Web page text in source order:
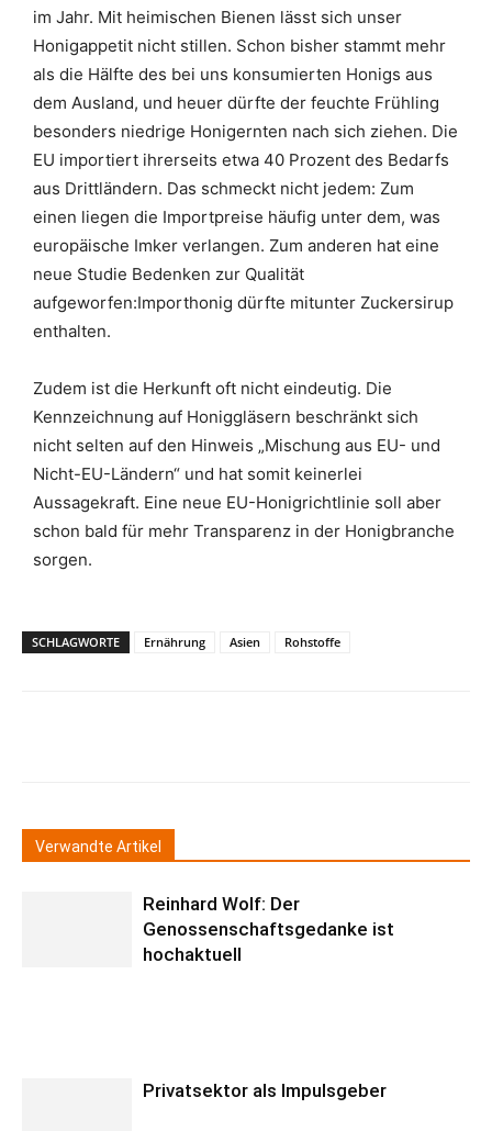
im Jahr. Mit heimischen Bienen lässt sich unser
Honigappetit nicht stillen. Schon bisher stammt mehr
als die Hälfte des bei uns konsumierten Honigs aus
dem Ausland, und heuer dürfte der feuchte Frühling
besonders niedrige Honigernten nach sich ziehen. Die
EU importiert ihrerseits etwa 40 Prozent des Bedarfs
aus Drittländern. Das schmeckt nicht jedem: Zum
einen liegen die Importpreise häufig unter dem, was
europäische Imker verlangen. Zum anderen hat eine
neue Studie Bedenken zur Qualität
aufgeworfen:Importhonig dürfte mitunter Zuckersirup
enthalten.
Zudem ist die Herkunft oft nicht eindeutig. Die
Kennzeichnung auf Honiggläsern beschränkt sich
nicht selten auf den Hinweis „Mischung aus EU- und
Nicht-EU-Ländern“ und hat somit keinerlei
Aussagekraft. Eine neue EU-Honigrichtlinie soll aber
schon bald für mehr Transparenz in der Honigbranche
sorgen.
SCHLAGWORTE Ernährung Asien Rohstoffe
Verwandte Artikel
Reinhard Wolf: Der
Genossenschaftsgedanke ist
hochaktuell
Privatsektor als Impulsgeber